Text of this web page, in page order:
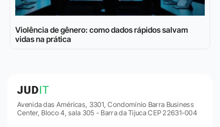
Violência de gênero: como dados rápidos salvam
vidas na prática
Avenida das Américas, 3301, Condomínio Barra Business
Center, Bloco 4, sala 305 - Barra da Tijuca CEP 22631-004